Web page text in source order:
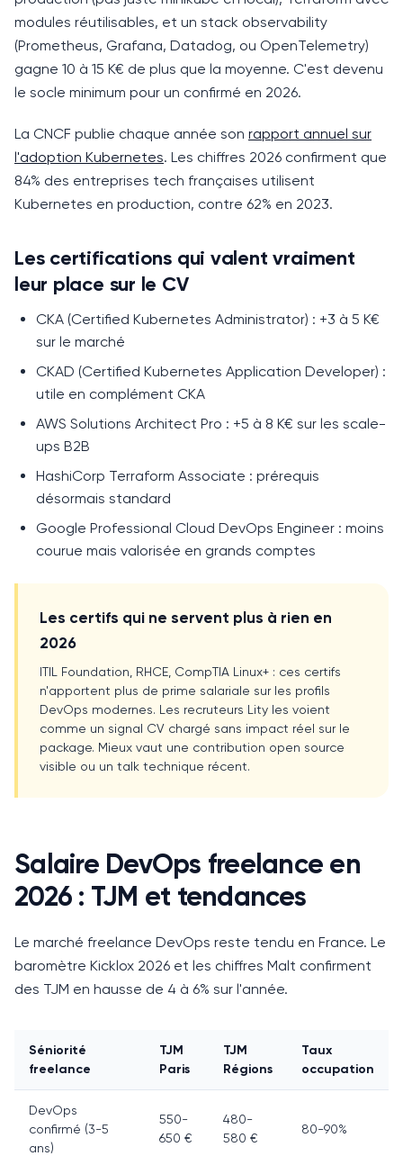
modules réutilisables, et un stack observability
(Prometheus, Grafana, Datadog, ou OpenTelemetry)
gagne 10 à 15 K€ de plus que la moyenne. C'est devenu
le socle minimum pour un confirmé en 2026.
La CNCF publie chaque année son rapport annuel sur
l'adoption Kubernetes. Les chiffres 2026 confirment que
84% des entreprises tech françaises utilisent
Kubernetes en production, contre 62% en 2023.
Les certifications qui valent vraiment
leur place sur le CV
CKA (Certified Kubernetes Administrator) : +3 à 5 K€
sur le marché
CKAD (Certified Kubernetes Application Developer) :
utile en complément CKA
AWS Solutions Architect Pro : +5 à 8 K€ sur les scale-
ups B2B
HashiCorp Terraform Associate : prérequis
désormais standard
Google Professional Cloud DevOps Engineer : moins
courue mais valorisée en grands comptes
Les certifs qui ne servent plus à rien en
2026
ITIL Foundation, RHCE, CompTIA Linux+ : ces certifs
n'apportent plus de prime salariale sur les profils
DevOps modernes. Les recruteurs Lity les voient
comme un signal CV chargé sans impact réel sur le
package. Mieux vaut une contribution open source
visible ou un talk technique récent.
Salaire DevOps freelance en
2026 : TJM et tendances
Le marché freelance DevOps reste tendu en France. Le
baromètre Kicklox 2026 et les chiffres Malt confirment
des TJM en hausse de 4 à 6% sur l'année.
Séniorité
freelance
TJM
Paris
TJM
Régions
Taux
occupation
DevOps
confirmé (3-5
ans)
550-
650 €
480-
580 €
80-90%